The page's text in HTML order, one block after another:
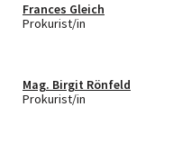
Frances Gleich
Prokurist/in
Mag. Birgit Rönfeld
Prokurist/in